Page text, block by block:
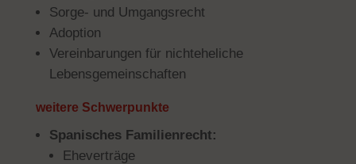
Sorge- und Umgangsrecht
Adoption
Vereinbarungen für nichteheliche
Lebensgemeinschaften
weitere Schwerpunkte
Spanisches Familienrecht:
Eheverträge